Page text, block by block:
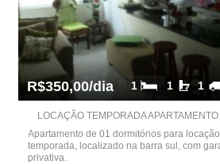
R$350,00/dia 1
1
1
LOCAÇÃO TEMPORADA APARTAMENTO
Apartamento de 01 dormitórios para locação
temporada, localizado na barra sul, com
privativa.